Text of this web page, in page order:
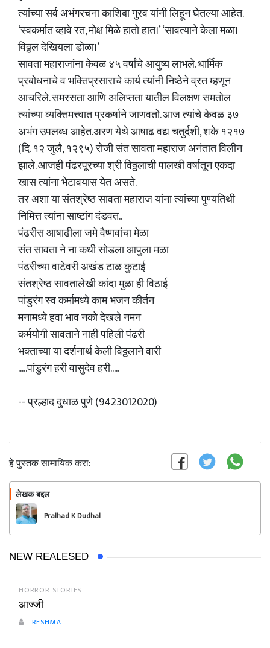
त्यांच्या सर्व अभंगरचना काशिबा गुरव यांनी लिहून घेतल्या आहेत.
‘स्वकर्मात व्हावे रत, मोक्ष मिळे हातो हात।’ ‘सावत्याने केला मळा।
विठ्ठल देखियला डोळा।’
सावता महाराजांना केवळ ४५ वर्षांचे आयुष्य लाभले. धार्मिक
प्रबोधनाचे व भक्तिप्रसाराचे कार्य त्यांनी निष्ठेने व्रत म्हणून
आचरिले. समरसता आणि अलिप्तता यातील विलक्षण समतोल
त्यांच्या व्यक्तिमत्त्वात प्रकर्षाने जाणवतो. आज त्यांचे केवळ ३७
अभंग उपलब्ध आहेत.अरण येथे आषाढ वद्य चतुर्दशी, शके १२१७
(दि. १२ जुलै, १२९५) रोजी संत सावता महाराज अनंतात विलीन
झाले. आजही पंढरपूरच्या श्री विठ्ठलाची पालखी वर्षातून एकदा
खास त्यांना भेटावयास येत असते.
तर अशा या संतश्रेष्ठ सावता महाराज यांना त्यांच्या पुण्यतिथी
निमित्त त्यांना साष्टांग दंडवत..
पंढरीस आषाढीला जमे वैष्णवांचा मेळा
संत सावता ने ना कधी सोडला आपुला मळा
पंढरीच्या वाटेवरी अखंड टाळ कुटाई
संतश्रेष्ठ सावतालेखी कांदा मुळा ही विठाई
पांडुरंग स्व कर्मामध्ये काम भजन कीर्तन
मनामध्ये हवा भाव नको देखले नमन
कर्मयोगी सावताने नाही पहिली पंढरी
भक्ताच्या या दर्शनार्थ केली विठ्ठलाने वारी
.....पांडुरंग हरी वासुदेव हरी.....
-- प्रल्हाद दुधाळ पुणे (9423012020)
हे पुस्तक सामायिक करा:
लेखक बद्दल
Pralhad K Dudhal
NEW REALESED
HORROR STORIES
आज्जी
RESHMA